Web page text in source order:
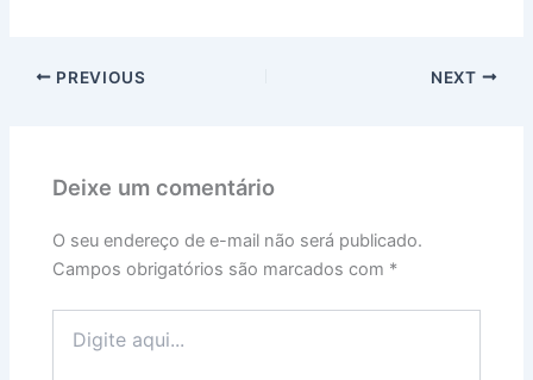
PREVIOUS NEXT
Deixe um comentário
O seu endereço de e-mail não será publicado.
Campos obrigatórios são marcados com *
aqui...